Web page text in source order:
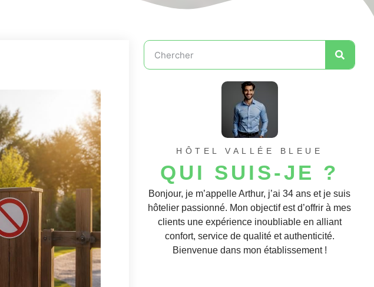
HÔTEL VALLÉE BLEUE
QUI SUIS-JE ?
Bonjour, je m’appelle Arthur, j’ai 34 ans et je suis
hôtelier passionné. Mon objectif est d’offrir à mes
clients une expérience inoubliable en alliant
confort, service de qualité et authenticité.
Bienvenue dans mon établissement !